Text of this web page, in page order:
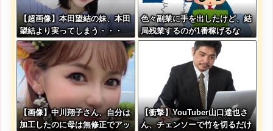
【超画像】本田望結の妹、本田
望結より実ってしまう・・・
色々副業に手を出したけど、結
局残業するのが1番稼げるな
【画像】中川翔子さん、自分は
加工したのに母は無修正でアッ
【衝撃】YouTuber山口達也さ
ん、チェンソーで竹を切るだけ